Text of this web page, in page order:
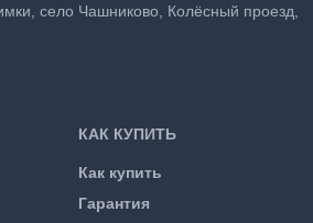
КАК КУПИТЬ
Как купить
Гарантия
село Чашниково, Колёсный проезд,